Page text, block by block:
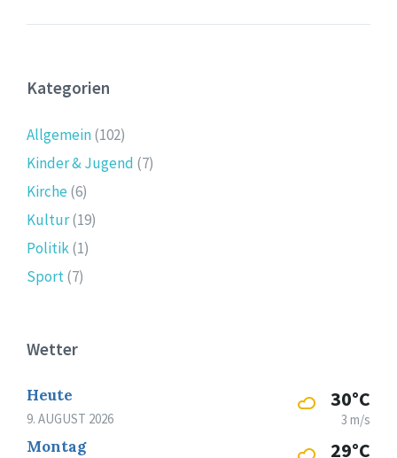
Kategorien
Allgemein(102)
Kinder & Jugend (7)
Kirche(6)
Kultur(19)
Politik(1)
Sport(7)
Wetter
Heute
9. AUGUST 2026
30°C
3 m/s
Montag 29°C